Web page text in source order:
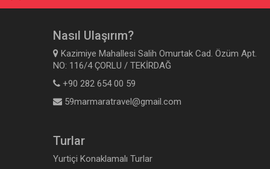
Nasıl Ulaşırım?
Kazimiye Mahallesi Salih Omurtak Cad. Özüm Apt.
NO: 116/4 ÇORLU / TEKİRDAĞ
+90 282 654 00 59
59marmaratravel@gmail.com
Turlar
Yurtiçi Konaklamalı Turlar